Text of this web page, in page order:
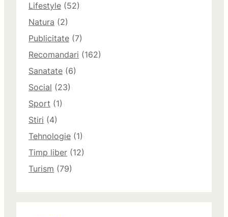
Lifestyle (52)
Natura (2)
Publicitate (7)
Recomandari (162)
Sanatate (6)
Social (23)
Sport (1)
Stiri (4)
Tehnologie (1)
Timp liber (12)
Turism (79)